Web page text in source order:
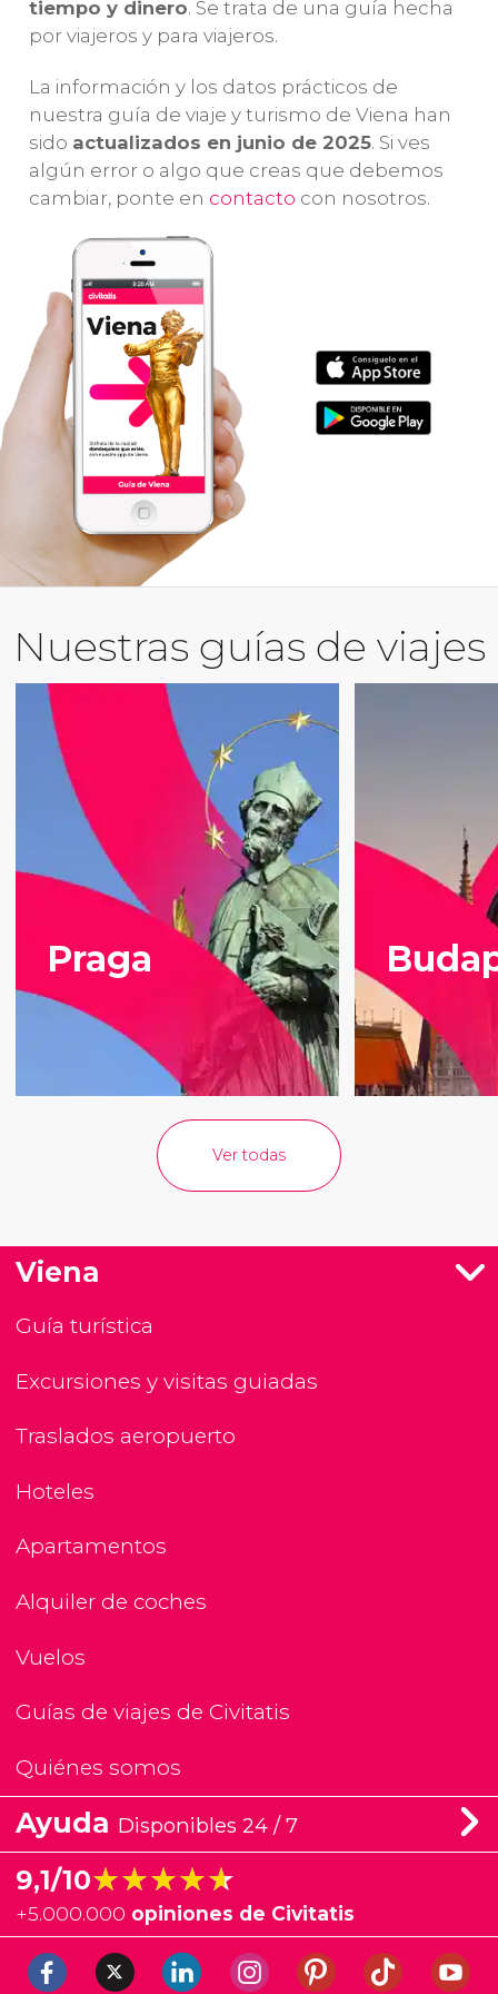
de Austria.
¡Incluye
colas
monumentos y
puntos de
tiempo y dinero. Se trata de una guía hecha
por viajeros y para viajeros.
La información y los datos prácticos de
nuestra guía de viaje y turismo de Viena han
sido actualizados en junio de 2025. Si ves
algún error o algo que creas que debemos
cambiar, ponte en contacto con nosotros.
Nuestras guías de viajes
Praga
Ver todas
Viena
Guía turística
Excursiones y visitas guiadas
Traslados aeropuerto
Hoteles
Apartamentos
Alquiler de coches
Vuelos
Guías de viajes de Civitatis
Quiénes somos
Ayuda Disponibles 24 / 7
9,1/10★★★★★
★★★★★
+5.000.000 opiniones de Civitatis